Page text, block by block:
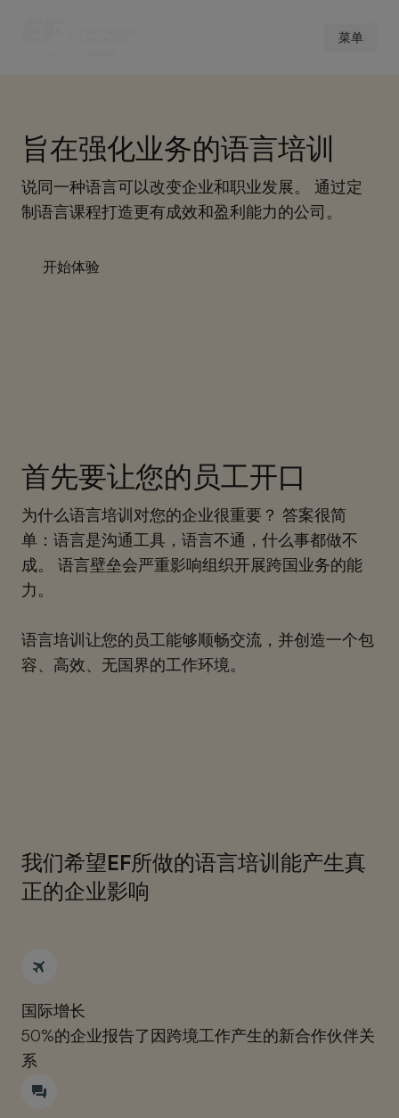
菜单
旨在强化业务的语言培训
说同一种语言可以改变企业和职业发展。 通过定
制语言课程打造更有成效和盈利能力的公司。
开始体验
首先要让您的员工开口
为什么语言培训对您的企业很重要？ 答案很简
单：语言是沟通工具，语言不通，什么事都做不
成。 语言壁垒会严重影响组织开展跨国业务的能
力。
语言培训让您的员工能够顺畅交流，并创造一个包
容、高效、无国界的工作环境。
我们希望EF所做的语言培训能产生真
正的企业影响
国际增长
50%的企业报告了因跨境工作产生的新合作伙伴关
系